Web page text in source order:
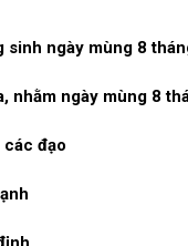
sinh ngày mùng 8
nhằm ngày mùng 8
các đạo